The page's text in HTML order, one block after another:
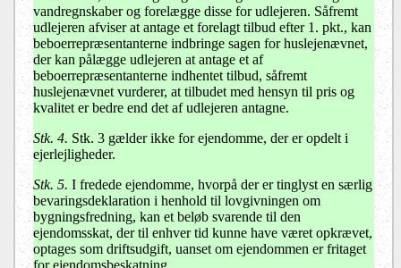
vandregnskaber og forelægge disse for udlejeren. Såfremt
udlejeren afviser at antage et forelagt tilbud efter 1. pkt., kan
beboerrepræsentanterne indbringe sagen for huslejenævnet,
der kan pålægge udlejeren at antage et af
beboerrepræsentanterne indhentet tilbud, såfremt
huslejenævnet vurderer, at tilbudet med hensyn til pris og
kvalitet er bedre end det af udlejeren antagne.
Stk. 4. Stk. 3 gælder ikke for ejendomme, der er opdelt i
ejerlejligheder.
Stk. 5. I fredede ejendomme, hvorpå der er tinglyst en særlig
bevaringsdeklaration i henhold til lovgivningen om
bygningsfredning, kan et beløb svarende til den
ejendomsskat, der til enhver tid kunne have været opkrævet,
optages som driftsudgift, uanset om ejendommen er fritaget